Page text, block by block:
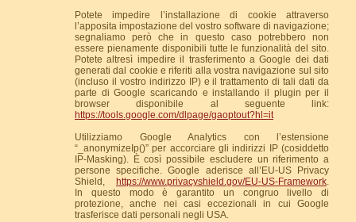
Potete impedire l’installazione di cookie attraverso
l’apposita impostazione del vostro software di navigazione;
segnaliamo però che in questo caso potrebbero non
essere pienamente disponibili tutte le funzionalità del sito.
Potete altresì impedire il trasferimento a Google dei dati
generati dal cookie e riferiti alla vostra navigazione sul sito
(incluso il vostro indirizzo IP) e il trattamento di tali dati da
parte di Google scaricando e installando il plugin per il
browser disponibile al seguente link:
https://tools.google.com/dlpage/gaoptout?hl=it
Utilizziamo Google Analytics con l’estensione
“_anonymizeIp()” per accorciare gli indirizzi IP (cosiddetto
IP-Masking). È così possibile escludere un riferimento a
persone specifiche. Google aderisce all’EU-US Privacy
Shield,
https://www.privacyshield.gov/EU-US-Framework.
In questo modo è garantito un congruo livello di
protezione, anche nei casi eccezionali in cui Google
trasferisce dati personali negli USA.